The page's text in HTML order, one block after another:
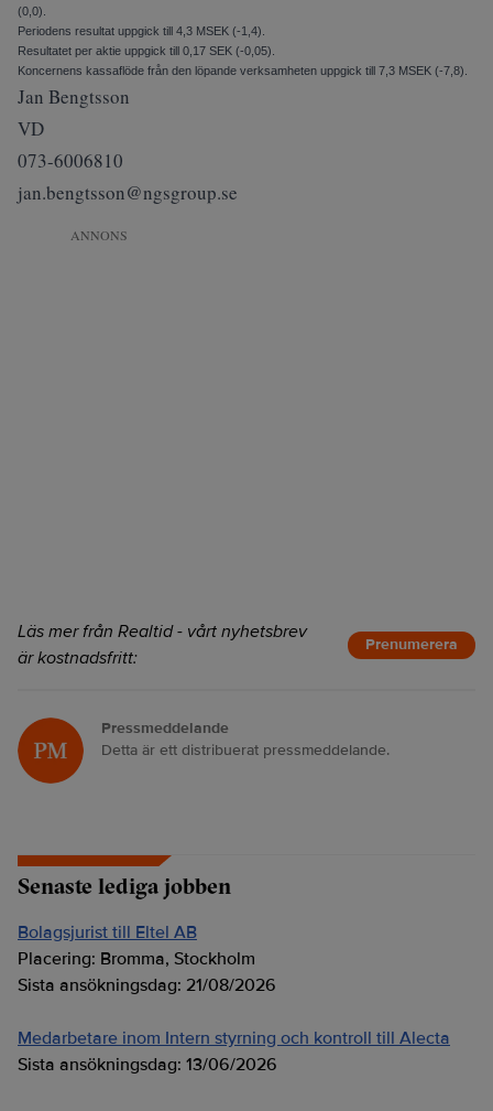
(0,0).
Periodens resultat uppgick till 4,3 MSEK (-1,4).
Resultatet per aktie uppgick till 0,17 SEK (-0,05).
Koncernens kassaflöde från den löpande verksamheten uppgick till 7,3 MSEK (-7,8).
Jan Bengtsson
VD
073-6006810
jan.bengtsson@ngsgroup.se
ANNONS
Läs mer från Realtid - vårt nyhetsbrev
är kostnadsfritt:
Prenumerera
Pressmeddelande
Detta är ett distribuerat pressmeddelande.
Senaste lediga jobben
Bolagsjurist till Eltel AB
Placering: Bromma, Stockholm
Sista ansökningsdag: 21/08/2026
Medarbetare inom Intern styrning och kontroll till Alecta
Sista ansökningsdag: 13/06/2026